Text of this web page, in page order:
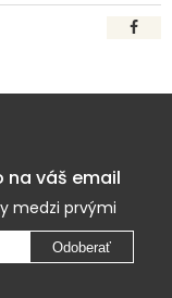
na váš email
medzi prvými
Odoberať